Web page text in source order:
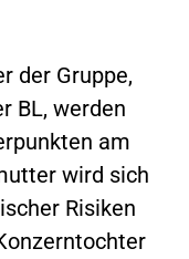
der Gruppe,
BL, werden
am
wird sich
Risiken